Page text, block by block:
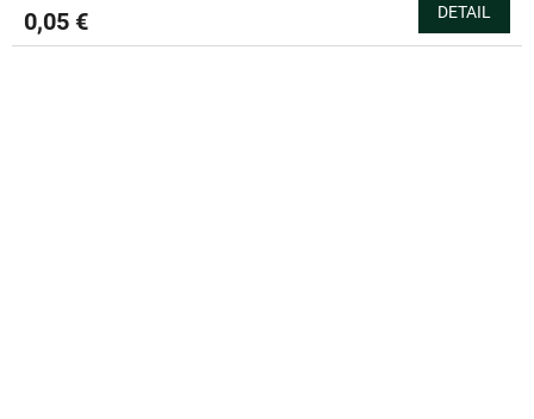
0,05 € DETAIL